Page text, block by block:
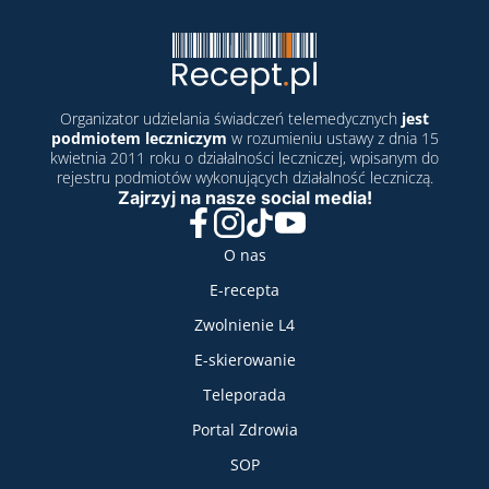
Organizator udzielania świadczeń telemedycznych jest
podmiotem leczniczym w rozumieniu ustawy z dnia 15
kwietnia 2011 roku o działalności leczniczej, wpisanym do
rejestru podmiotów wykonujących działalność leczniczą.
O nas
E-recepta
Zwolnienie L4
E-skierowanie
Teleporada
Portal Zdrowia
SOP
Zajrzyj na nasze social media!
Facebook
Instagram
TikTokYouTube